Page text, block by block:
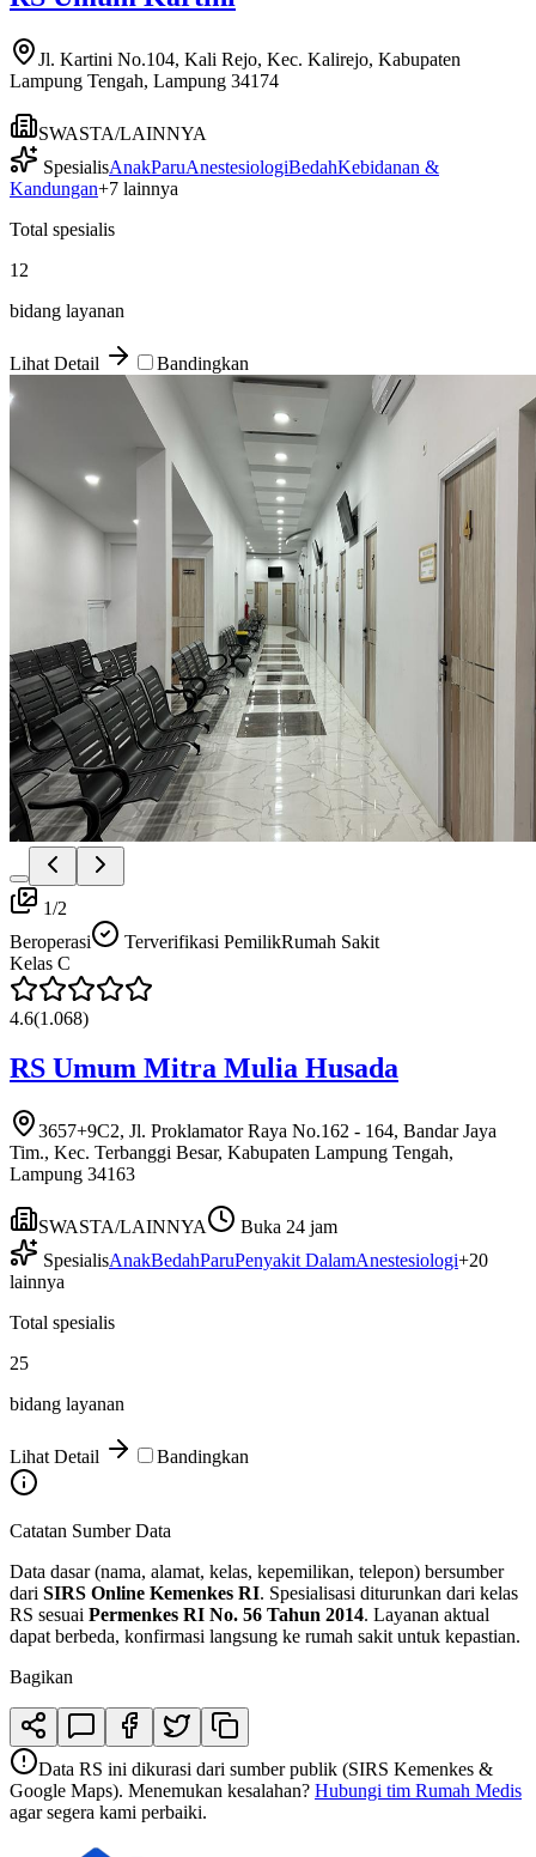
Jl. Kartini No.104, Kali Rejo, Kec. Kalirejo, Kabupaten
Lampung Tengah, Lampung 34174
SWASTA/LAINNYA
SpesialisAnakParuAnestesiologiBedahKebidanan &
Kandungan+7 lainnya
Total spesialis
12
bidang layanan
Lihat Detail Bandingkan
1/2
Beroperasi
Terverifikasi PemilikRumah Sakit
Kelas C
4.6(1.068)
RS Umum Mitra Mulia Husada
3657+9C2, Jl. Proklamator Raya No.162 - 164, Bandar Jaya
Tim., Kec. Terbanggi Besar, Kabupaten Lampung Tengah,
Lampung 34163
SWASTA/LAINNYA
Buka 24 jam
SpesialisAnakBedahParuPenyakit DalamAnestesiologi+20
lainnya
Total spesialis
25
bidang layanan
Lihat Detail Bandingkan
Catatan Sumber Data
Data dasar (nama, alamat, kelas, kepemilikan, telepon) bersumber
dari SIRS Online Kemenkes RI. Spesialisasi diturunkan dari kelas
RS sesuai Permenkes RI No. 56 Tahun 2014. Layanan aktual
dapat berbeda, konfirmasi langsung ke rumah sakit untuk kepastian.
Bagikan
Data RS ini dikurasi dari sumber publik (SIRS Kemenkes &
Google Maps). Menemukan kesalahan? Hubungi tim Rumah Medis
agar segera kami perbaiki.